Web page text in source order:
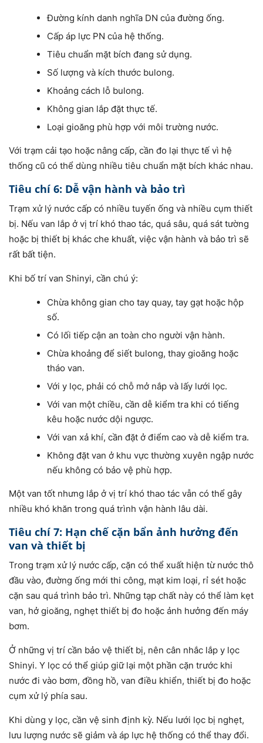
Đường kính danh nghĩa DN của đường ống.
Cấp áp lực PN của hệ thống.
Tiêu chuẩn mặt bích đang sử dụng.
Số lượng và kích thước bulong.
Khoảng cách lỗ bulong.
Không gian lắp đặt thực tế.
Loại gioăng phù hợp với môi trường nước.
Với trạm cải tạo hoặc nâng cấp, cần đo lại thực tế vì hệ
thống cũ có thể dùng nhiều tiêu chuẩn mặt bích khác nhau.
Tiêu chí 6: Dễ vận hành và bảo trì
Trạm xử lý nước cấp có nhiều tuyến ống và nhiều cụm thiết
bị. Nếu van lắp ở vị trí khó thao tác, quá sâu, quá sát tường
hoặc bị thiết bị khác che khuất, việc vận hành và bảo trì sẽ
rất bất tiện.
Khi bố trí van Shinyi, cần chú ý:
Chừa không gian cho tay quay, tay gạt hoặc hộp
số.
Có lối tiếp cận an toàn cho người vận hành.
Chừa khoảng để siết bulong, thay gioăng hoặc
tháo van.
Với y lọc, phải có chỗ mở nắp và lấy lưới lọc.
Với van một chiều, cần dễ kiểm tra khi có tiếng
kêu hoặc nước dội ngược.
Với van xả khí, cần đặt ở điểm cao và dễ kiểm tra.
Không đặt van ở khu vực thường xuyên ngập nước
nếu không có bảo vệ phù hợp.
Một van tốt nhưng lắp ở vị trí khó thao tác vẫn có thể gây
nhiều khó khăn trong quá trình vận hành lâu dài.
Tiêu chí 7: Hạn chế cặn bẩn ảnh hưởng đến
van và thiết bị
Trong trạm xử lý nước cấp, cặn có thể xuất hiện từ nước thô
đầu vào, đường ống mới thi công, mạt kim loại, rỉ sét hoặc
cặn sau quá trình bảo trì. Những tạp chất này có thể làm kẹt
van, hở gioăng, nghẹt thiết bị đo hoặc ảnh hưởng đến máy
bơm.
Ở những vị trí cần bảo vệ thiết bị, nên cân nhắc lắp y lọc
Shinyi. Y lọc có thể giúp giữ lại một phần cặn trước khi
nước đi vào bơm, đồng hồ, van điều khiển, thiết bị đo hoặc
cụm xử lý phía sau.
Khi dùng y lọc, cần vệ sinh định kỳ. Nếu lưới lọc bị nghẹt,
lưu lượng nước sẽ giảm và áp lực hệ thống có thể thay đổi.